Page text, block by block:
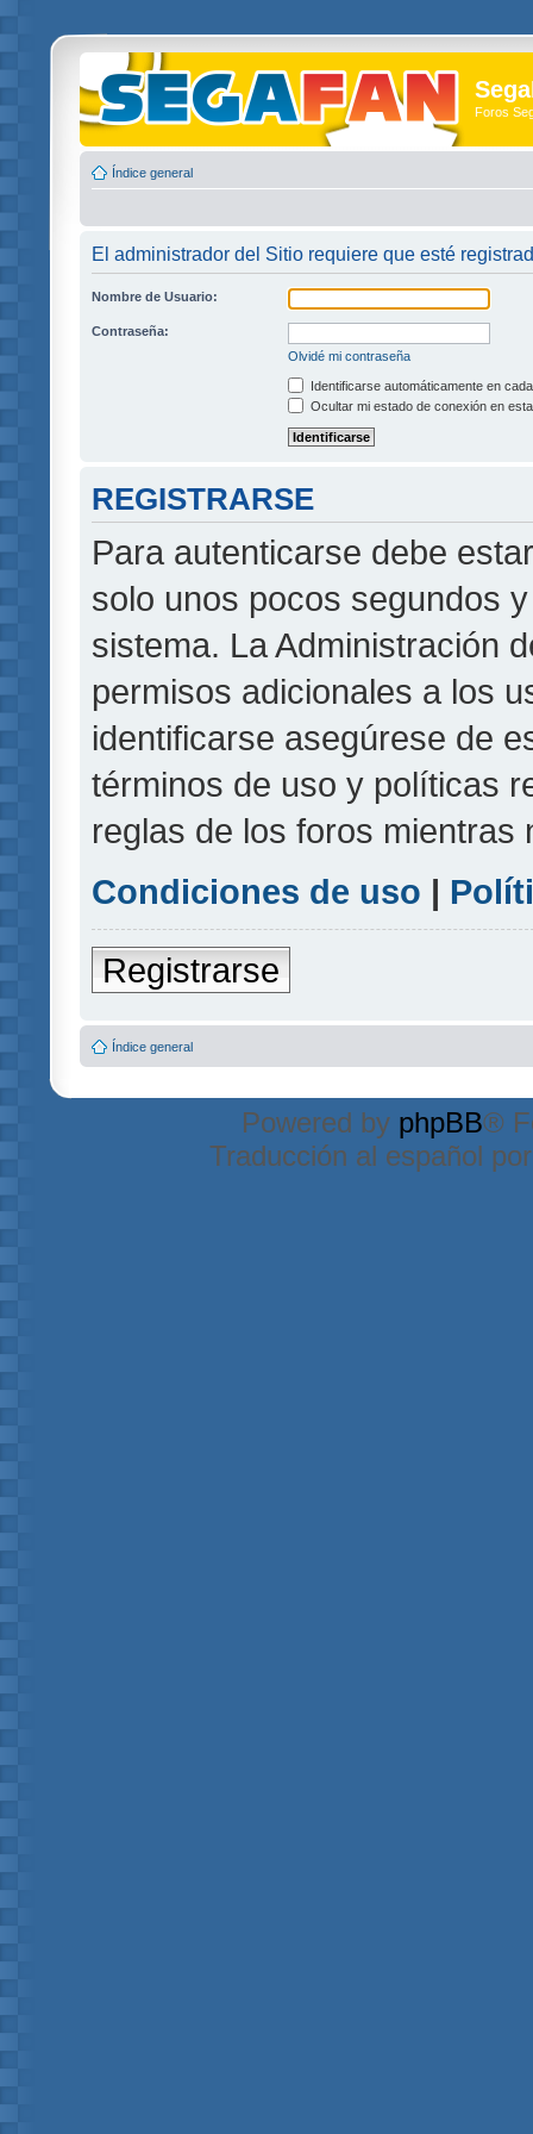
Foros
Índice general
El administrador del Sitio requiere que esté
Nombre de Usuario:
Contraseña:
Olvidé mi contraseña
Identificarse automáticamente en
Ocultar mi estado de conexión en
REGISTRARSE
Para autenticarse debe
solo unos pocos segundos
sistema. La Administración
permisos adicionales a los
identificarse asegúrese de
términos de uso y políticas
reglas de los foros mientras
Condiciones de uso |
Registrarse
Índice general
Powered by phpBB®
Traducción al español